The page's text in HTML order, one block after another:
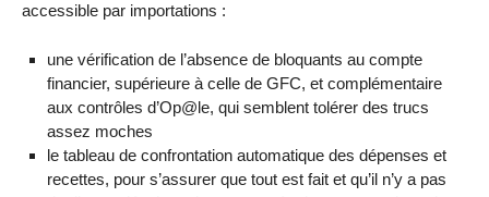
accessible par importations :
une vérification de l’absence de bloquants au compte
financier, supérieure à celle de GFC, et complémentaire
aux contrôles d’Op@le, qui semblent tolérer des trucs
assez moches
le tableau de confrontation automatique des dépenses et
recettes, pour s’assurer que tout est fait et qu’il n’y a pas